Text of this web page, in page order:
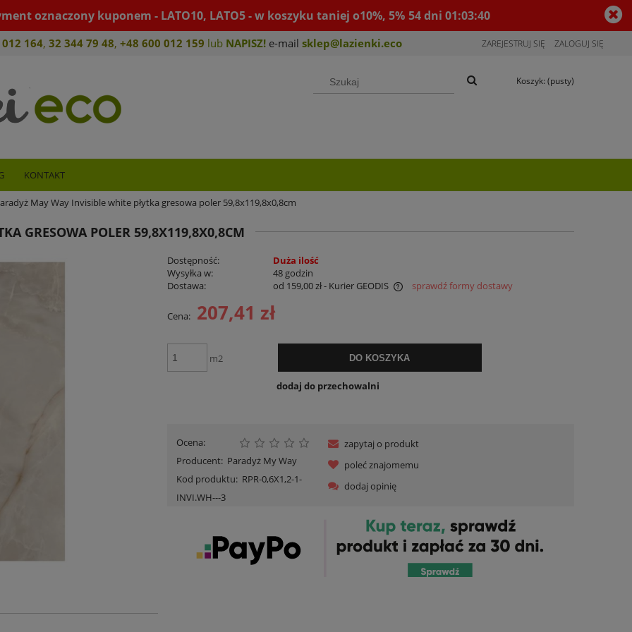
oznaczony kuponem - LATO10, LATO5 - w koszyku taniej o10%, 5% 54dni01:03:39
164, 32 344 79 48, +48 600 012 159 lub NAPISZ! e-mail sklep@lazienki.eco ZAREJESTRUJ SIĘ ZALOGUJ SIĘ
Koszyk: (pusty)
KONTAKT
May Way Invisible white płytka gresowa poler 59,8x119,8x0,8cm
GRESOWA POLER 59,8X119,8X0,8CM
Dostępność:
Duża ilość
Wysyłka w:
48 godzin
Dostawa:
od 159,00 zł- Kurier GEODIS
Cena nie zawiera ewentualnych kosztów
sprawdź formy dostawy
Cena: 207,41 zł
m2 DO KOSZYKA
dodaj do przechowalni
Ocena:
Producent: Paradyż My Way
Kod produktu: RPR-0,6X1,2-1-
INVI.WH---3
zapytaj o produkt
poleć znajomemu
dodaj opinię